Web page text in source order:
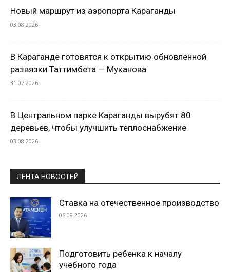
Новый маршрут из аэропорта Караганды
03.08.2026
В Караганде готовятся к открытию обновленной
развязки Таттимбета — Муканова
31.07.2026
В Центральном парке Караганды вырубят 80
деревьев, чтобы улучшить теплоснабжение
03.08.2026
ЛЕНТА НОВОСТЕЙ
Ставка на отечественное производство
06.08.2026
Подготовить ребенка к началу
учебного года